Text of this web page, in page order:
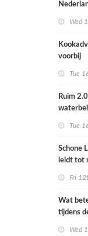
Wed
voorbij
Tue
Ruim
Tue
Schone
leidt tot
Fri
Wat
tijdens
Wed